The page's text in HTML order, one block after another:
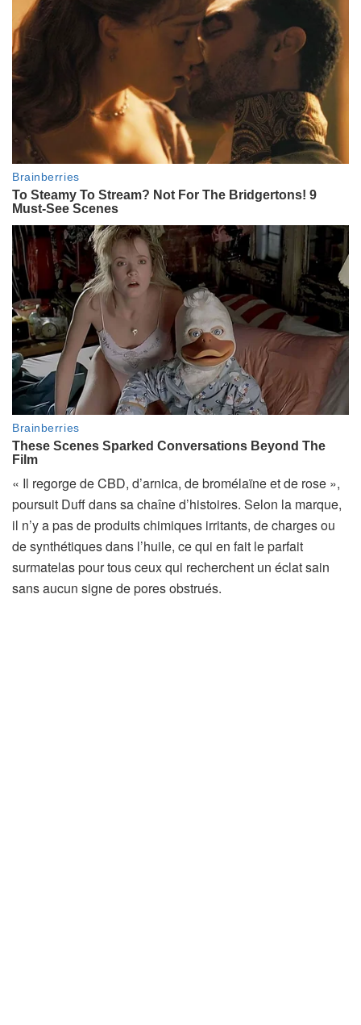
« Il regorge de CBD, d’arnica, de bromélaïne et de rose »,
poursuit Duff dans sa chaîne d’histoires. Selon la marque,
il n’y a pas de produits chimiques irritants, de charges ou
de synthétiques dans l’huile, ce qui en fait le parfait
surmatelas pour tous ceux qui recherchent un éclat sain
sans aucun signe de pores obstrués.